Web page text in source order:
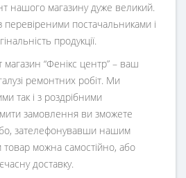
нашого магазину дуже великий.
постачальниками і
продукції.
магазин “Фенікс центр” – ваш
ремонтних робіт. Ми
так і з роздрібними
замовлення ви зможете
зателефонувавши нашим
можна самостійно, або
доставку.